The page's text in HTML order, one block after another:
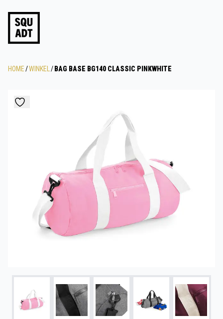
HOME/WINKEL / BAG BASE BG140 CLASSIC PINKWHITE